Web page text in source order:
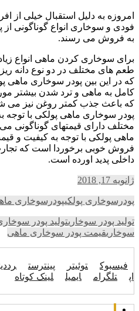
امروزه به دلیل استقبال خیلی از
فودی و سوخاری انواع گوناگونی از
به فروش می رسند.
برای سوخاری کردن ماهی انواع
طعم های مختلف در دو نوع دانه
که در این بین پودر سوخاری
کامل به ماهی و ترد شدن بیشتر
که باعث جذب کمتر روغن نیز می
پودر سوخاری ماهی پولکی با توجه
مختلف دارای قیمتهای گوناگونی
ماهی پولکی با توجه به کیفیت و
فروش خوبی برخوردا است که
داخلی پدید اورده است.
ژانویه 17, 2018
پودرسوخاری پولکیپودرسوخاری
تولید پودر سوخاریتولید پودر
سوخاریقیمت پودر سوخاری ماهی
فیسبوک توئیتر پینترست
اپ
تلگرام ایمیل لینک کوتاه